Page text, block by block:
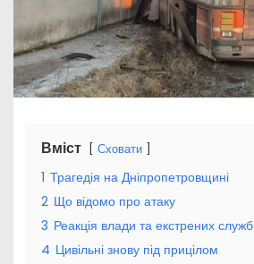
Вміст Сховати
1 Трагедія на Дніпропетровщині
2 Що відомо про атаку
3 Реакція влади та екстрених служб
4 Цивільні знову під прицілом